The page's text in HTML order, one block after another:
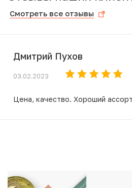
Смотреть все отзывы
Дмитрий Пухов
03.02.2023
Цена, качество. Хороший